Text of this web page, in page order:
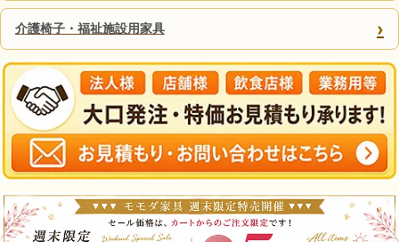
介護椅子・福祉施設用家具 ›